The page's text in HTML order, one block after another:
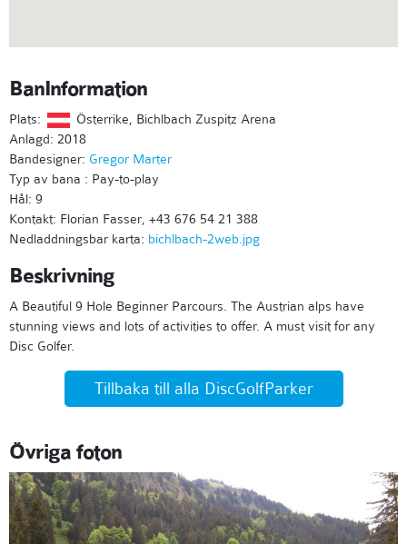
BanInformation
Plats:
Österrike, Bichlbach Zuspitz Arena
Anlagd: 2018
Bandesigner: Gregor Marter
Typ av bana : Pay-to-play
Hål: 9
Kontakt: Florian Fasser, +43 676 54 21 388
Nedladdningsbar karta: bichlbach-2web.jpg
Beskrivning
A Beautiful 9 Hole Beginner Parcours. The Austrian alps have
stunning views and lots of activities to offer. A must visit for any
Disc Golfer.
Tillbaka till alla DiscGolfParker
Övriga foton